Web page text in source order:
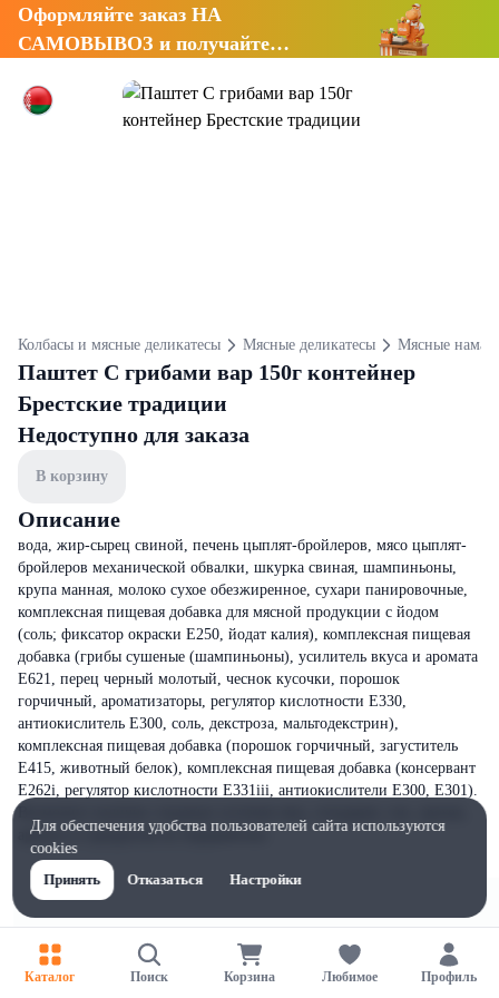
Оформляйте заказ НА
САМОВЫВОЗ и получайте
Колбасы и мясные деликатесы Мясные деликатесы Мясные
Паштет С грибами вар 150г контейнер
Брестские традиции
Недоступно для заказа
В корзину
Описание
вода, жир-сырец свиной, печень цыплят-бройлеров, мясо цыплят-
бройлеров механической обвалки, шкурка свиная, шампиньоны,
крупа манная, молоко сухое обезжиренное, сухари панировочные,
комплексная пищевая добавка для мясной продукции с йодом
(соль; фиксатор окраски Е250, йодат калия), комплексная пищевая
добавка (грибы сушеные (шампиньоны), усилитель вкуса и аромата
Е621, перец черный молотый, чеснок кусочки, порошок
горчичный, ароматизаторы, регулятор кислотности Е330,
антиокислитель Е300, соль, декстроза, мальтодекстрин),
комплексная пищевая добавка (порошок горчичный, загуститель
Е415, животный белок), комплексная пищевая добавка (консервант
Е262i, регулятор кислотности Е331iii, антиокислители Е300, Е301).
арахиса и продуктов их переработки.
Каталог Поиск Корзина Любимое Профиль
Для обеспечения удобства пользователей сайта используются
cookies
Принять
Отказаться Настройки